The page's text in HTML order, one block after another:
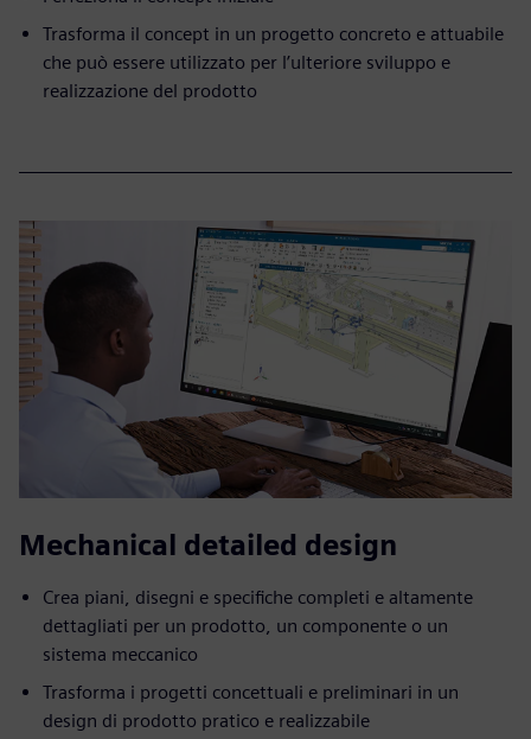
Trasforma il concept in un progetto concreto e attuabile
che può essere utilizzato per l’ulteriore sviluppo e
realizzazione del prodotto
Mechanical detailed design
Crea piani, disegni e specifiche completi e altamente
dettagliati per un prodotto, un componente o un
sistema meccanico
Trasforma i progetti concettuali e preliminari in un
design di prodotto pratico e realizzabile